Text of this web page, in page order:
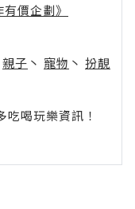
價企劃》
親子 丶 寵物 丶 扮靚
喝玩樂資訊！